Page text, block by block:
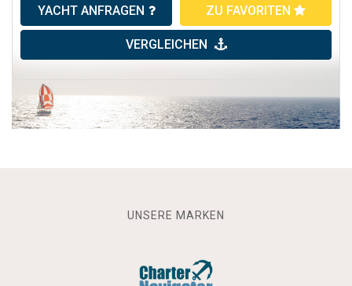
YACHT ANFRAGEN ZU FAVORITEN
VERGLEICHEN
UNSERE MARKEN